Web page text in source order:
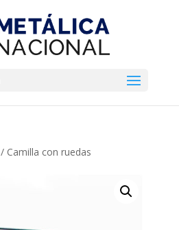
/ Camilla con ruedas